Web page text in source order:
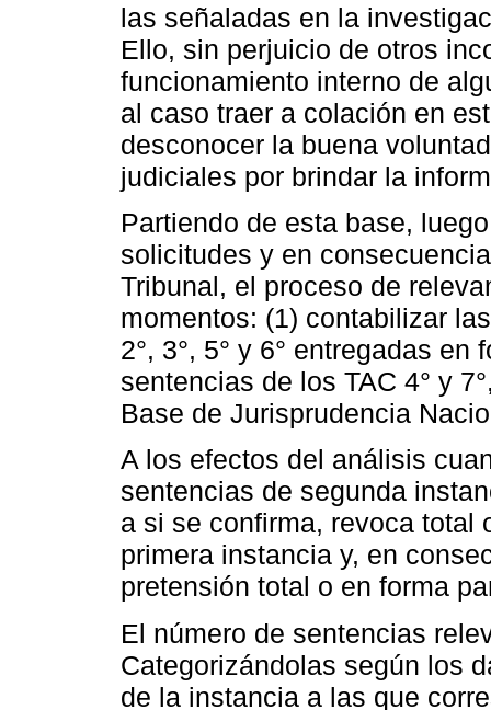
las señaladas en la
Ello, sin perjuicio de otros
funcionamiento interno de
al caso traer a colación en
desconocer la buena
judiciales por brindar la
Partiendo de esta base,
solicitudes y en
Tribunal, el proceso de
momentos: (1) contabilizar
2°, 3°, 5° y 6° entregadas
sentencias de los TAC 4° y
Base de Jurisprudencia
A los efectos del análisis
sentencias de segunda
a si se confirma, revoca total
primera instancia y, en
pretensión total o en forma
El número de sentencias
Categorizándolas según los
de la instancia a las que